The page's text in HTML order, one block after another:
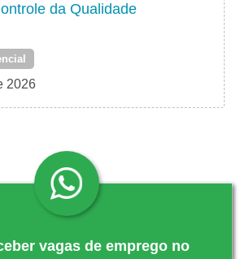
da Qualidade
2026
vagas de emprego no